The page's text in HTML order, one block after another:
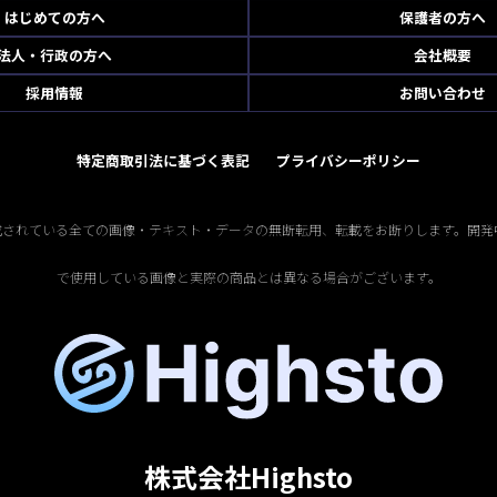
はじめての方へ
保護者の方へ
人・行政の方へ
会社概要
採用情報
お問い合わせ
特定商取引法に基づく表記 プライバシーポリシー
れている全ての画像・テキスト・データの無断転用、転載をお断りします。開
で使用している画像と実際の商品とは異なる場合がございます。
株式会社Highsto